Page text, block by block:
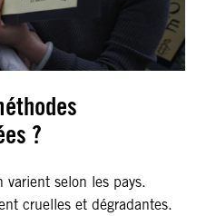
?
varient selon les pays.
cruelles et dégradantes.